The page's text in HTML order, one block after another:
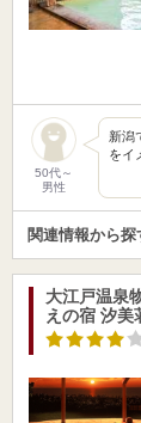
50代～
男性
新潟
をイ
関連情報から探
大江戸温
えの宿 汐美